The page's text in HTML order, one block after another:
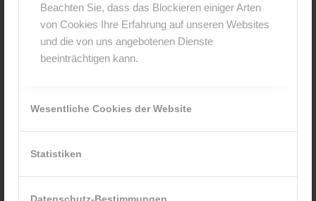
Beachten Sie, dass das Blockieren einiger Arten
von Cookies Ihre Erfahrung auf unseren Websites
und die von uns angebotenen Dienste
beeinträchtigen kann.
Wesentliche Cookies der Website
Statistiken
E-Mail-Adresse*